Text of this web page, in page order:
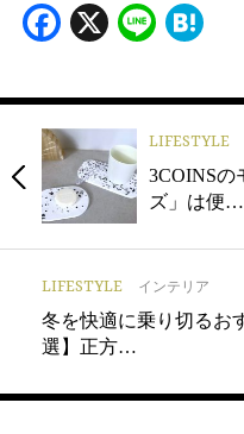
Facebook
X Line
LIFESTYLE
3COINSの
ズ」は便…
LIFESTYLE インテリア
冬を快適に乗り切るお
選】正方…